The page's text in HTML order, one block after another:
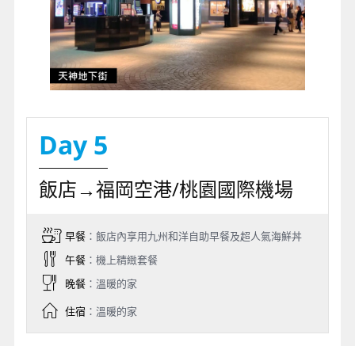
Day 5
飯店→福岡空港/桃園國際機場
早餐：飯店內享用九州和洋自助早餐及超人氣海鮮丼
午餐：機上精緻套餐
晚餐：溫暖的家
住宿：溫暖的家